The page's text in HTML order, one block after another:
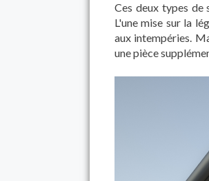
Ces deux types de
L'une mise sur la
aux intempéries.
une pièce